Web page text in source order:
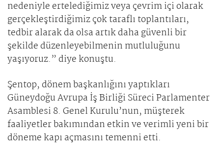
nedeniyle ertelediğimiz veya çevrim içi olarak
gerçekleştirdiğimiz çok taraflı toplantıları,
tedbir alarak da olsa artık daha güvenli bir
şekilde düzenleyebilmenin mutluluğunu
yaşıyoruz.” diye konuştu.
Şentop, dönem başkanlığını yaptıkları
Güneydoğu Avrupa İş Birliği Süreci Parlamenter
Asamblesi 8. Genel Kurulu’nun, müşterek
faaliyetler bakımından etkin ve verimli yeni bir
döneme kapı açmasını temenni etti.